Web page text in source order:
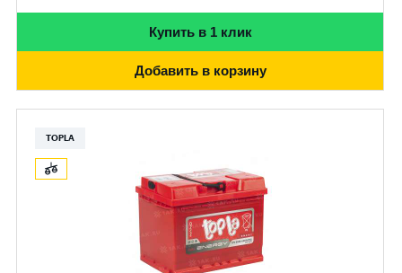
Купить в 1 клик
Добавить в корзину
TOPLA